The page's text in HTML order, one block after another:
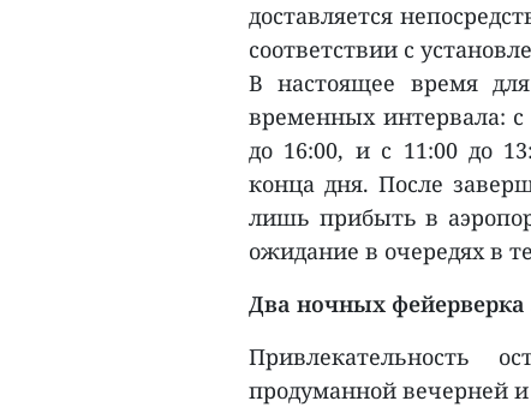
доставляется
соответствии с
В настоящее время
временных интервала:
до 16:00, и с 11:00 до
конца дня. После
лишь прибыть в
ожидание в очередях в
Два ночных фейерверка
Привлекательность
продуманной вечерней